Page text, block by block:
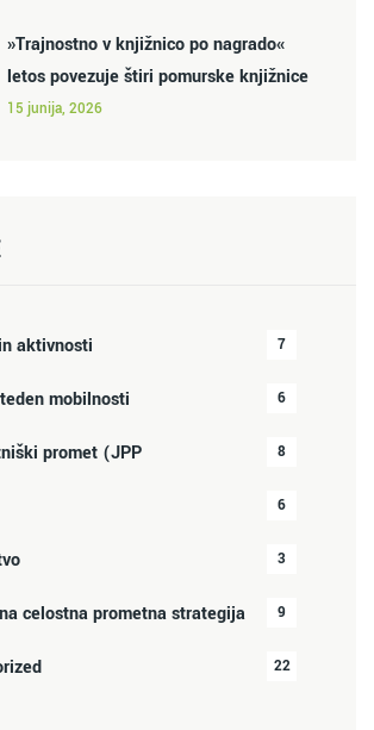
»Trajnostno v knjižnico po nagrado«
letos povezuje štiri pomurske knjižnice
15 junija, 2026
aktivnosti 7
mobilnosti 6
promet (JPP 8
6
3
celostna prometna strategija 9
22